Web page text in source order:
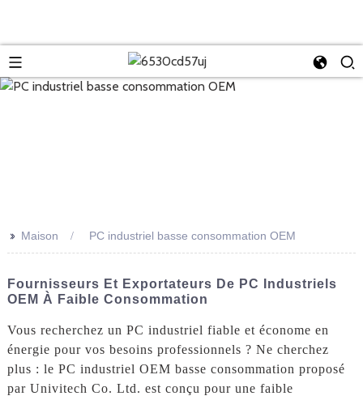
>> Maison PC industriel basse consommation OEM
Fournisseurs Et Exportateurs De PC Industriels
OEM À Faible Consommation
Vous recherchez un PC industriel fiable et économe en
énergie pour vos besoins professionnels ? Ne cherchez
plus : le PC industriel OEM basse consommation proposé
par Univitech Co. Ltd. est conçu pour une faible